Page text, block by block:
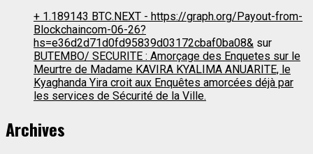
+ 1.189143 BTC.NEXT - https://graph.org/Payout-from-
Blockchaincom-06-26?
hs=e36d2d71d0fd95839d03172cbaf0ba08& sur
BUTEMBO/ SECURITE : Amorçage des Enquetes sur le
Meurtre de Madame KAVIRA KYALIMA ANUARITE, le
Kyaghanda Yira croit aux Enquêtes amorcées déjà par
les services de Sécurité de la Ville.
Archives